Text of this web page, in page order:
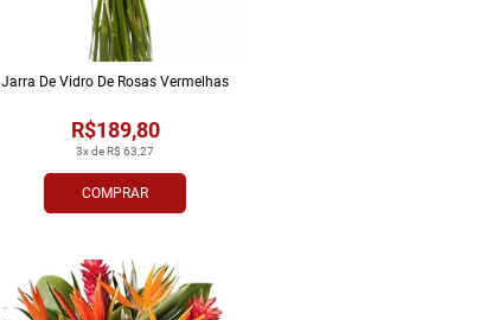
COMPRAR
3x de R$ 63,27
R$189,80
Jarra De Vidro De Rosas Vermelhas